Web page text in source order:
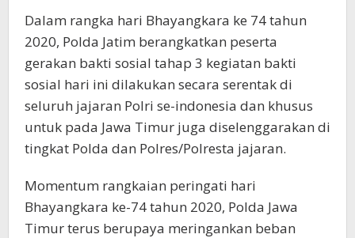
Dalam rangka hari Bhayangkara ke 74 tahun
2020, Polda Jatim berangkatkan peserta
gerakan bakti sosial tahap 3 kegiatan bakti
sosial hari ini dilakukan secara serentak di
seluruh jajaran Polri se-indonesia dan khusus
untuk pada Jawa Timur juga diselenggarakan di
tingkat Polda dan Polres/Polresta jajaran.
Momentum rangkaian peringati hari
Bhayangkara ke-74 tahun 2020, Polda Jawa
Timur terus berupaya meringankan beban